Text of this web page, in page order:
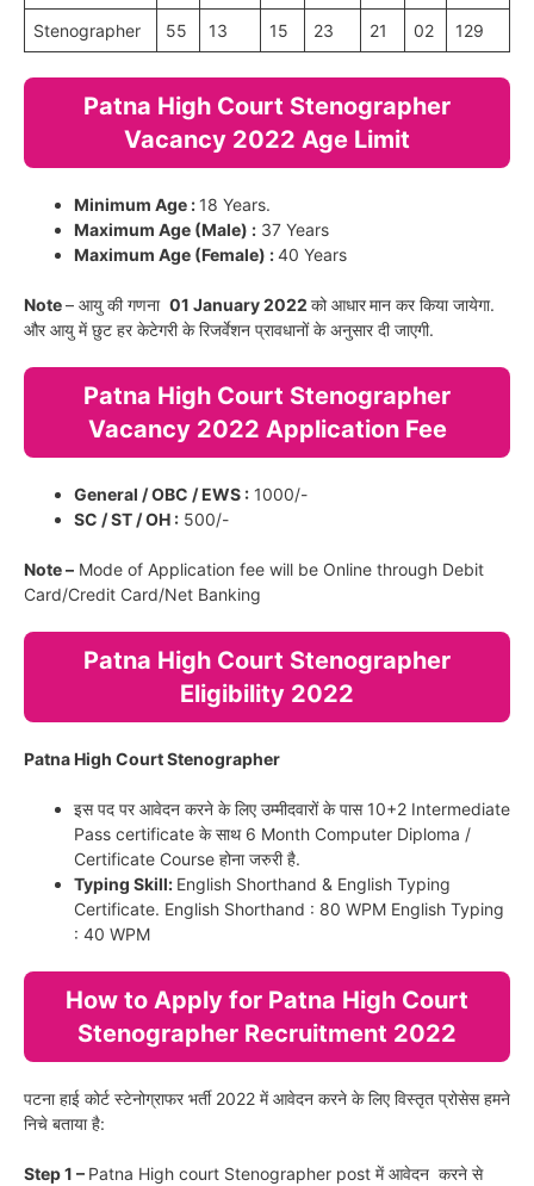
Stenographer 55 13 15 23 21 02 129
Patna High Court Stenographer
Vacancy 2022 Age Limit
Minimum Age : 18 Years.
Maximum Age (Male) : 37 Years
Maximum Age (Female) :40 Years
Note– आयु की गणना 01 January 2022 को आधारमान कर किया जायेगा.
और आयु में छुट हर केटेगरी के रिजर्वेशन प्रावधानों के अनुसार दी जाएगी.
Patna High Court Stenographer
Vacancy 2022 Application Fee
General / OBC / EWS : 1000/-
SC / ST / OH : 500/-
Note – Mode of Application fee will be Online through Debit
Card/Credit Card/Net Banking
Patna High Court Stenographer
Eligibility 2022
Patna High Court Stenographer
इस पद पर आवेदन करने के लिए उम्मीदवारों के पास 10+2 Intermediate
Pass certificate के साथ 6 Month Computer Diploma /
Certificate Course होना जरुरी है.
Typing Skill: English Shorthand & English Typing
Certificate. English Shorthand : 80 WPM English Typing
: 40 WPM
How to Apply for Patna High Court
Stenographer Recruitment 2022
पटना हाई कोर्ट स्टेनोग्राफर भर्ती 2022 में आवेदन करने के लिए विस्तृत प्रोसेस हमने
निचे बताया है:
Step 1 – Patna High court Stenographer post में आवेदन करने से